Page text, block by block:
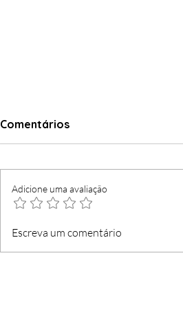
Dia do Funchal mais
democrático e véspera
Comentários
Adicione uma avaliação
Escreva um comentário